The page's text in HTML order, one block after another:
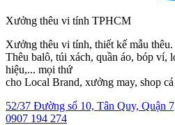
Xưởng thêu vi tính TPHCM
Xưởng thêu vi tính, thiết kế mẫu thêu.
Thêu balô, túi xách, quần áo, bóp ví,
hiệu,... mọi thứ
cho Local Brand, xưởng may, shop cá
52/37 Đường số 10, Tân Quy, Quận
0907 194 274